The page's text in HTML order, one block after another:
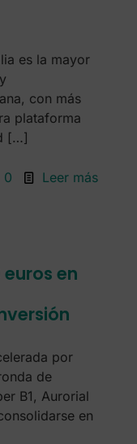
es la mayor
con más
plataforma
[…]
0 Leer más
euros en
por
de
B1, Aurorial
en